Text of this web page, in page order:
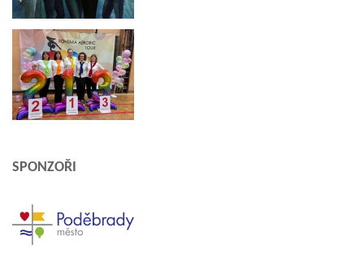
SPONZOŘI